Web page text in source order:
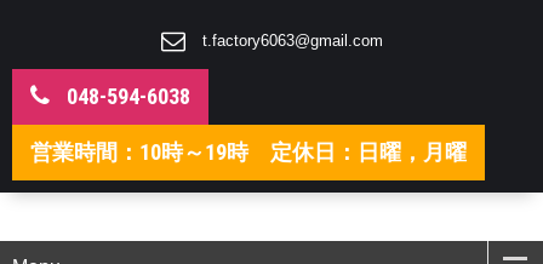
t.factory6063@gmail.com
048-594-6038
営業時間：10時～19時 定休日：日曜，月曜